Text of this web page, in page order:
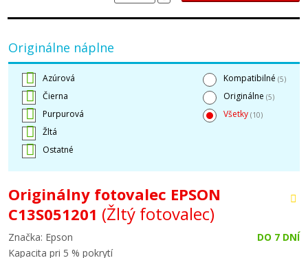
Originálne náplne
Azúrová
Čierna
Purpurová
Žltá
Ostatné
Kompatibilné (5)
Originálne (5)
Všetky (10)
Originálny fotovalec EPSON
C13S051201 (Žltý fotovalec)
Značka: Epson
DO 7 DNÍ
Kapacita pri 5 % pokrytí